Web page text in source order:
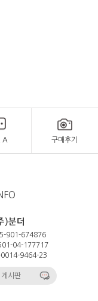
A 구매후기
)분더
901-674876
04-177717
0014-9464-23
시판